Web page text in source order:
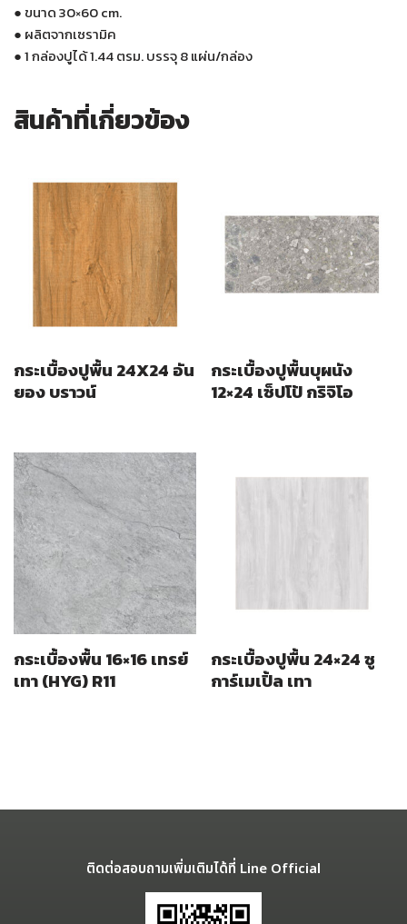
● ขนาด 30×60 cm.
● ผลิตจากเซรามิค
●1 กล่องปูได้ 1.44 ตรม. บรรจุ 8 แผ่น/กล่อง
สินค้าที่เกี่ยวข้อง
กระเบื้องปูพื้น 24X24 อัน
ยอง บราวน์
กระเบื้องปูพื้นบุผนัง
12×24 เซ็ปโป้ กริจิโอ
กระเบื้องพื้น 16×16 เทรย์
เทา (HYG) R11
กระเบื้องปูพื้น 24×24 ซู
การ์เมเปิ้ล เทา
ติดต่อสอบถามเพิ่มเติมได้ที่ Line Official